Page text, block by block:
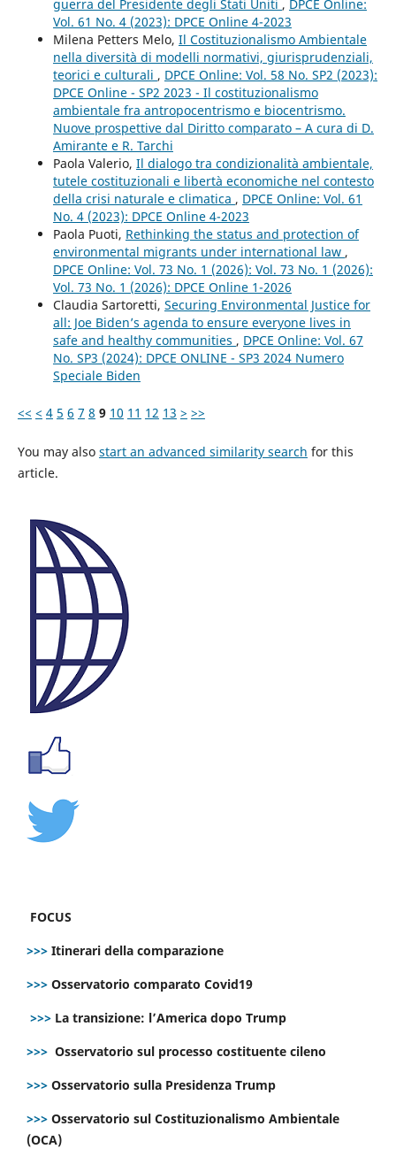
guerra del Presidente degli Stati Uniti , DPCE Online:
Vol. 61 No. 4 (2023): DPCE Online 4-2023
Milena Petters Melo, Il Costituzionalismo Ambientale
nella diversità di modelli normativi, giurisprudenziali,
teorici e culturali , DPCE Online: Vol. 58 No. SP2 (2023):
DPCE Online - SP2 2023 - Il costituzionalismo
ambientale fra antropocentrismo e biocentrismo.
Nuove prospettive dal Diritto comparato – A cura di D.
Amirante e R. Tarchi
Paola Valerio, Il dialogo tra condizionalità ambientale,
tutele costituzionali e libertà economiche nel contesto
della crisi naturale e climatica , DPCE Online: Vol. 61
No. 4 (2023): DPCE Online 4-2023
Paola Puoti, Rethinking the status and protection of
environmental migrants under international law ,
DPCE Online: Vol. 73 No. 1 (2026): Vol. 73 No. 1 (2026):
Vol. 73 No. 1 (2026): DPCE Online 1-2026
Claudia Sartoretti, Securing Environmental Justice for
all: Joe Biden’s agenda to ensure everyone lives in
safe and healthy communities , DPCE Online: Vol. 67
No. SP3 (2024): DPCE ONLINE - SP3 2024 Numero
Speciale Biden
<< < 4 5 6 7 8 9 10 11 12 13 > >>
You may also start an advanced similarity search for this
article.
FOCUS
>>> Itinerari della comparazione
>>> Osservatorio comparato Covid19
>>> La transizione: l’America dopo Trump
>>> Osservatorio sul processo costituente cileno
>>> Osservatorio sulla Presidenza Trump
>>> Osservatorio sul Costituzionalismo Ambientale
(OCA)